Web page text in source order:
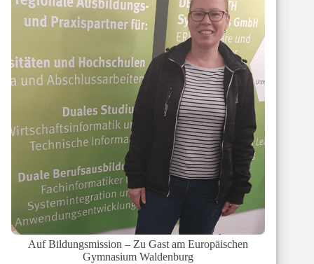
unterstützt
Vereine
und
mit
8.000
Auf Bildungsmission – Zu Gast am Europäischen
Gymnasium Waldenburg